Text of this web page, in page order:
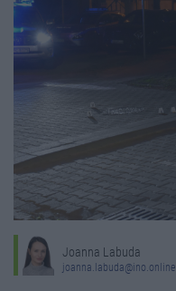
Joanna Labuda
joanna.labuda@ino.online